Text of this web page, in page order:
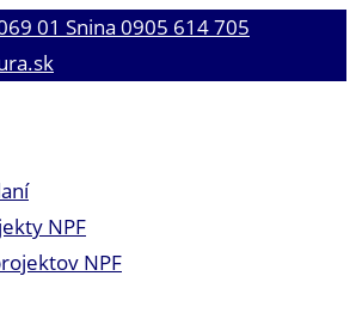
01 Snina 0905 614 705
NPF
NPF